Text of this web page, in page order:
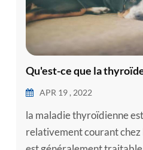
Qu'est-ce que la
APR 19 , 2022
la maladie thyroïdienne
relativement courant chez